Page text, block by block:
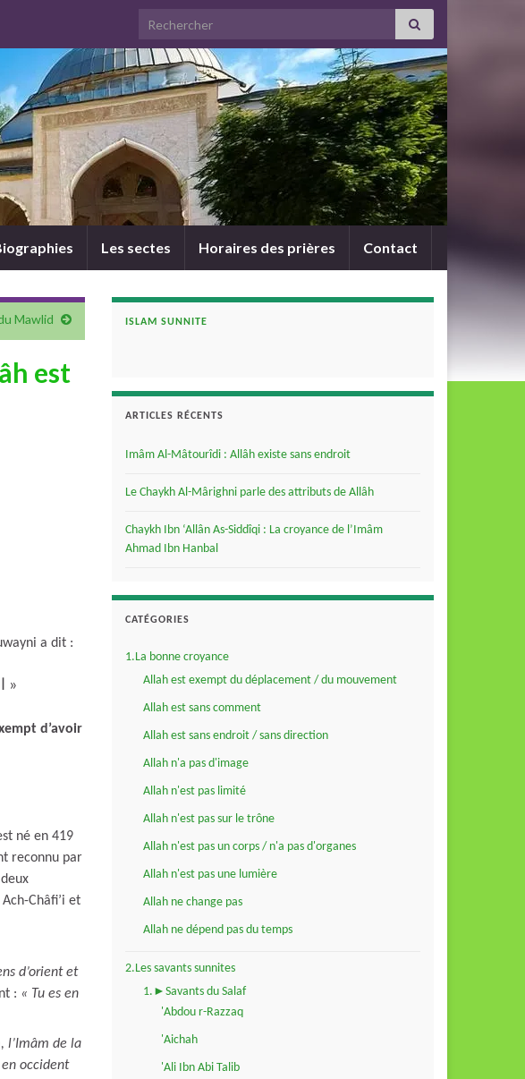
Search for:
Les sectes Horaires des prières Contact
Mawlid
est
a dit :
«
d’avoir
né en 419
Châfi’i et
d’orient et
: « Tu es en
l’Imâm de la
occident
ISLAM SUNNITE
ARTICLES RÉCENTS
Imâm Al-Mâtourîdi : Allâh existe sans endroit
Le Chaykh Al-Mârighni parle des attributs de Allâh
Chaykh Ibn ‘Allân As-Siddîqi : La croyance de l’Imâm
Ahmad Ibn Hanbal
CATÉGORIES
1.La bonne croyance
Allah est exempt du déplacement / du mouvement
Allah est sans comment
Allah est sans endroit / sans direction
Allah n'a pas d'image
Allah n'est pas limité
Allah n'est pas sur le trône
Allah n'est pas un corps / n'a pas d'organes
Allah n'est pas une lumière
Allah ne change pas
Allah ne dépend pas du temps
2.Les savants sunnites
1.►Savants du Salaf
'Abdou r-Razzaq
'Aichah
'Ali Ibn Abi Talib